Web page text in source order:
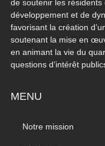
de soutenir les
développement et de
favorisant la création
soutenant la mise en
en animant la vie du
questions d’intérêt
MENU
Notre mission